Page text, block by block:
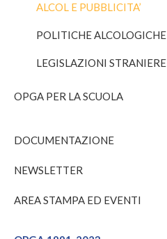
ALCOL E PUBBLICITA’
POLITICHE ALCOLOGICHE
LEGISLAZIONI STRANIERE
OPGA PER LA SCUOLA
DOCUMENTAZIONE
NEWSLETTER
AREA STAMPA ED EVENTI